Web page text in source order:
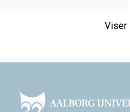
Viser